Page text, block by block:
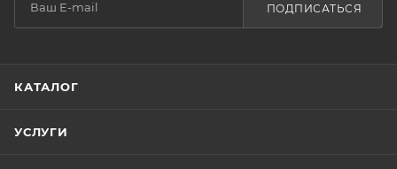
ПОДПИСАТЬСЯ
КАТАЛОГ
УСЛУГИ